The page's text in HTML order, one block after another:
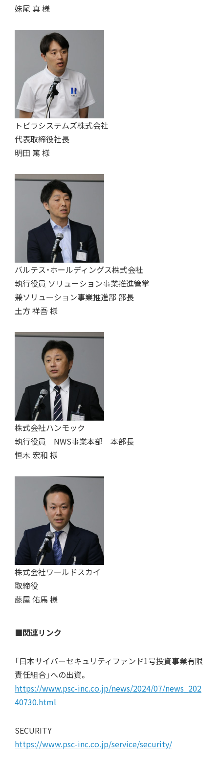
妹尾 真 様
トビラシステムズ株式会社
代表取締役社長
明田 篤 様
バルテス・ホールディングス株式会社
執行役員 ソリューション事業推進管掌
兼ソリューション事業推進部 部長
土方 祥吾 様
株式会社ハンモック
執行役員 NWS事業本部 本部長
恒木 宏和 様
株式会社ワールドスカイ
取締役
藤屋 佑馬 様
■関連リンク
「日本サイバーセキュリティファンド1号投資事業有限
責任組合」への出資。
https://www.psc-inc.co.jp/news/2024/07/news_202
40730.html
SECURITY
https://www.psc-inc.co.jp/service/security/